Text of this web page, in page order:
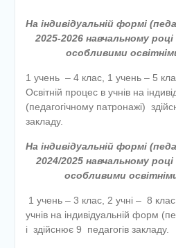
дитячо-юнацької
військово-
«Сокіл» («Джура»)
проведено
педагогічну раду
На індивідуальній формі
2025-2026 навчальному
особливими
1 учень – 4 клас, 1 учень – 5
Освітній процес в учнів на
(педагогічному патронажі)
закладу.
На індивідуальній формі
2024/2025 навчальному
особливими
1 учень – 3 клас, 2 учні – 8
учнів на індивідуальній форм
і здійснює 9 педагогів закладу.